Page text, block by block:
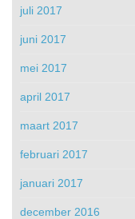
juli 2017
juni 2017
mei 2017
april 2017
maart 2017
februari 2017
januari 2017
december 2016